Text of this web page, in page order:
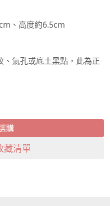
、高度約6.5cm
、氣孔或底土黑點，此為正
購
藏清單